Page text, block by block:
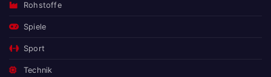
Rohstoffe
Spiele
Sport
Technik